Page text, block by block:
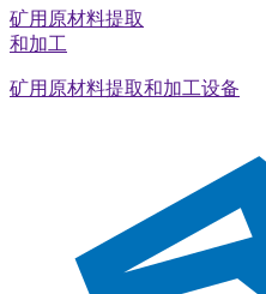
矿用原材料提取
和加工
矿用原材料提取和加工设备